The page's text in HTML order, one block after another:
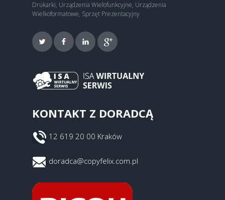
Drukarki, Urządzenia Wielofunkcyjne, Urządzenia
Wielkoformatowe, Sprzęt Prezentacyjny
KONTAKT Z DORADCĄ
12 619 20 00 Kraków
doradca@copyfelix.com.pl